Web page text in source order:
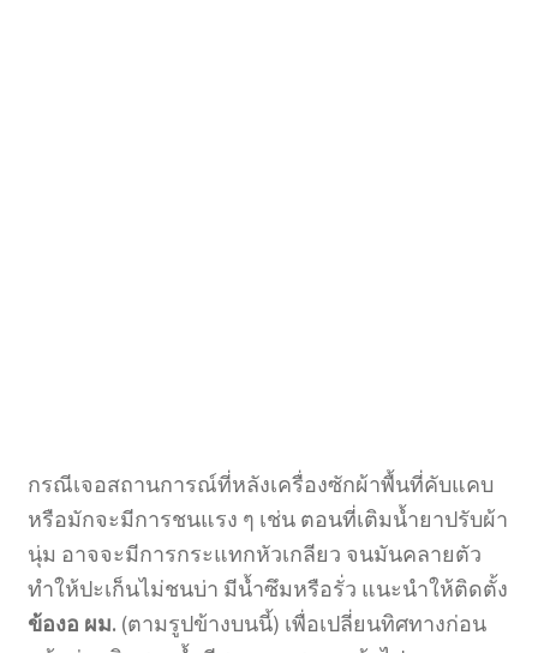
กรณีเจอสถานการณ์ที่หลังเครื่องซักผ้าพื้นที่คับแคบ
หรือมักจะมีการชนแรง ๆ เช่น ตอนที่เติมน้ำยาปรับผ้า
นุ่ม อาจจะมีการกระแทกหัวเกลียว จนมันคลายตัว
ทำให้ปะเก็นไม่ชนบ่า มีน้ำซึมหรือรั่ว แนะนำให้ติดตั้ง
ข้องอ ผม. (ตามรูปข้างบนนี้) เพื่อเปลี่ยนทิศทางก่อน